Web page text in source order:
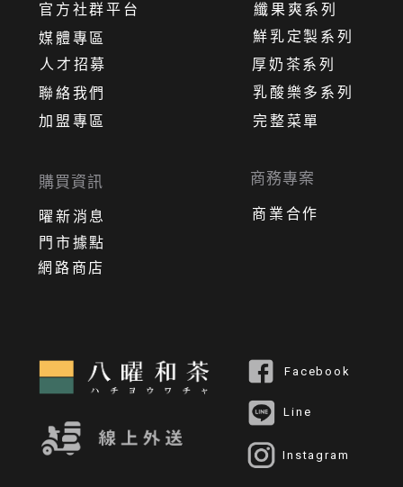
Facebook
人才招募
Instagram
官方社群平台
媒體專區
Line
網路商店
門市據點
曜新消息
購買資訊
聯絡我們
加盟專區
商務專案
商業合作
乳酸樂多系列
厚奶茶系列
鮮乳定製系列
纖果爽系列
完整菜單